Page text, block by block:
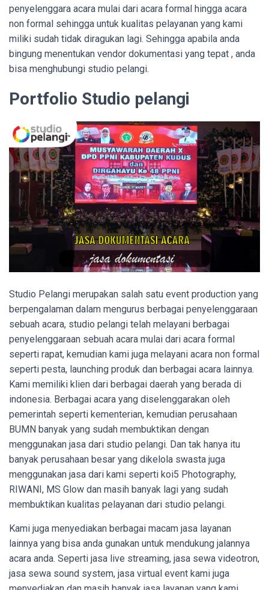
penyelenggara acara mulai dari acara formal hingga acara
non formal sehingga untuk kualitas pelayanan yang kami
miliki sudah tidak diragukan lagi. Sehingga apabila anda
bingung menentukan vendor dokumentasi yang tepat , anda
bisa menghubungi studio pelangi.
Portfolio Studio pelangi
Studio Pelangi merupakan salah satu event production yang
berpengalaman dalam mengurus berbagai penyelenggaraan
sebuah acara, studio pelangi telah melayani berbagai
penyelenggaraan sebuah acara mulai dari acara formal
seperti rapat, kemudian kami juga melayani acara non formal
seperti pesta, launching produk dan berbagai acara lainnya.
Kami memiliki klien dari berbagai daerah yang berada di
indonesia. Berbagai acara yang diselenggarakan oleh
pemerintah seperti kementerian, kemudian perusahaan
BUMN banyak yang sudah membuktikan dengan
menggunakan jasa dari studio pelangi. Dan tak hanya itu
banyak perusahaan besar yang dikelola swasta juga
menggunakan jasa dari kami seperti koi5 Photography,
RIWANI, MS Glow dan masih banyak lagi yang sudah
membuktikan kualitas pelayanan dari studio pelangi.
Kami juga menyediakan berbagai macam jasa layanan
lainnya yang bisa anda gunakan untuk mendukung jalannya
acara anda. Seperti jasa live streaming, jasa sewa videotron,
jasa sewa sound system, jasa virtual event kami juga